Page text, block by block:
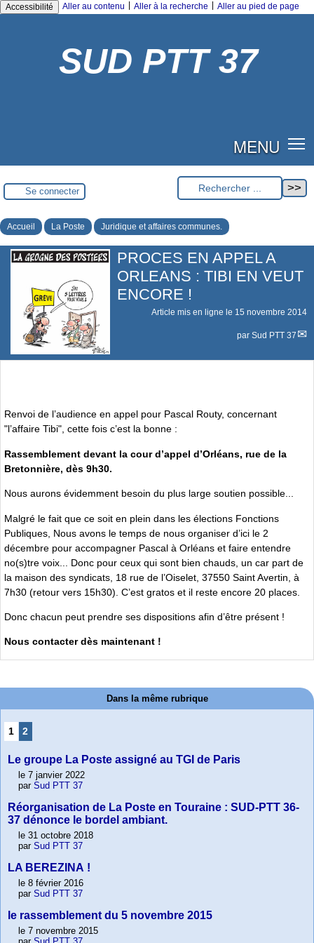
Accessibilité Aller au contenu Aller à la recherche Aller au pied de page
SUD PTT 37
MENU
Se connecter
Accueil La Poste Juridique et affaires communes.
PROCES EN APPEL A
ORLEANS : TIBI EN VEUT
ENCORE !
Article mis en ligne le 15 novembre 2014
par Sud PTT 37
Renvoi de l’audience en appel pour Pascal Routy, concernant
"l’affaire Tibi", cette fois c’est la bonne :
Rassemblement devant la cour d’appel d’Orléans, rue de la
Bretonnière, dès 9h30.
Nous aurons évidemment besoin du plus large soutien possible...
Malgré le fait que ce soit en plein dans les élections Fonctions
Publiques, Nous avons le temps de nous organiser d’ici le 2
décembre pour accompagner Pascal à Orléans et faire entendre
no(s)tre voix... Donc pour ceux qui sont bien chauds, un car part de
la maison des syndicats, 18 rue de l’Oiselet, 37550 Saint Avertin, à
7h30 (retour vers 15h30). C’est gratos et il reste encore 20 places.
Donc chacun peut prendre ses dispositions afin d’être présent !
Nous contacter dès maintenant !
Dans la même rubrique
1 2
Le groupe La Poste assigné au TGI de Paris
le 7 janvier 2022
par Sud PTT 37
Réorganisation de La Poste en Touraine : SUD-PTT 36-
37 dénonce le bordel ambiant.
le 31 octobre 2018
par Sud PTT 37
LA BEREZINA !
le 8 février 2016
par Sud PTT 37
le rassemblement du 5 novembre 2015
le 7 novembre 2015